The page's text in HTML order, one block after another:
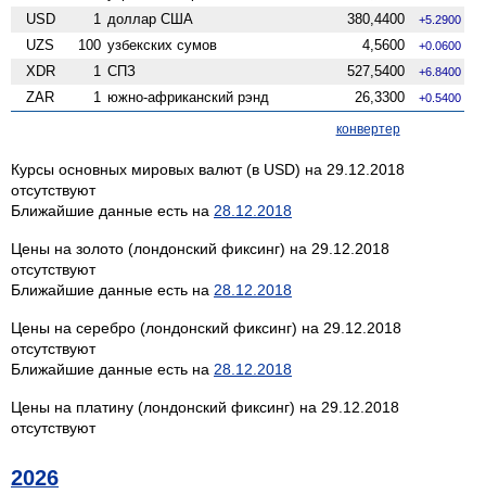
USD 1 доллар США 380,4400 +5.2900
UZS 100 узбекских сумов 4,5600 +0.0600
XDR 1 СПЗ 527,5400 +6.8400
ZAR 1 южно-африканский рэнд 26,3300 +0.5400
конвертер
Курсы основных мировых валют (в USD) на 29.12.2018
отсутствуют
Ближайшие данные есть на 28.12.2018
Цены на золото (лондонский фиксинг) на 29.12.2018
отсутствуют
Ближайшие данные есть на 28.12.2018
Цены на серебро (лондонский фиксинг) на 29.12.2018
отсутствуют
Ближайшие данные есть на 28.12.2018
Цены на платину (лондонский фиксинг) на 29.12.2018
отсутствуют
2026